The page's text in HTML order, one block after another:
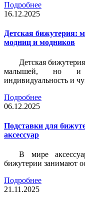
Подробнее
16.12.2025
Детская бижутерия:
модниц и модников
Детская
малышей, но и
индивидуальность и
Подробнее
06.12.2025
Подставки для
аксессуар
В мире
бижутерии занимают
Подробнее
21.11.2025